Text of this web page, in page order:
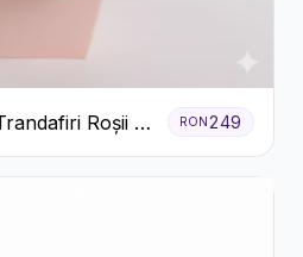
Roșii și
RON 249